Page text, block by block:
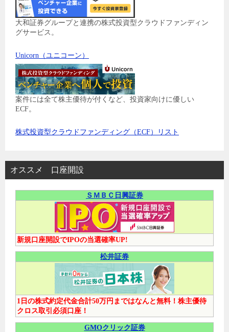
大和証券グループと連携の株式投資型クラウドファンディン
グサービス。
Unicorn（ユニコーン）
案件には全て株主優待が付くなど、投資家向けに優しい
ECF。
株式投資型クラウドファンディング（ECF）リスト
オススメ 口座開設
ＳＭＢＣ日興証券
新規口座開設でIPOの当選確率UP!
松井証券
1日の株式約定代金合計50万円まではなんと無料！株主優待
クロス取引必須口座！
GMOクリック証券